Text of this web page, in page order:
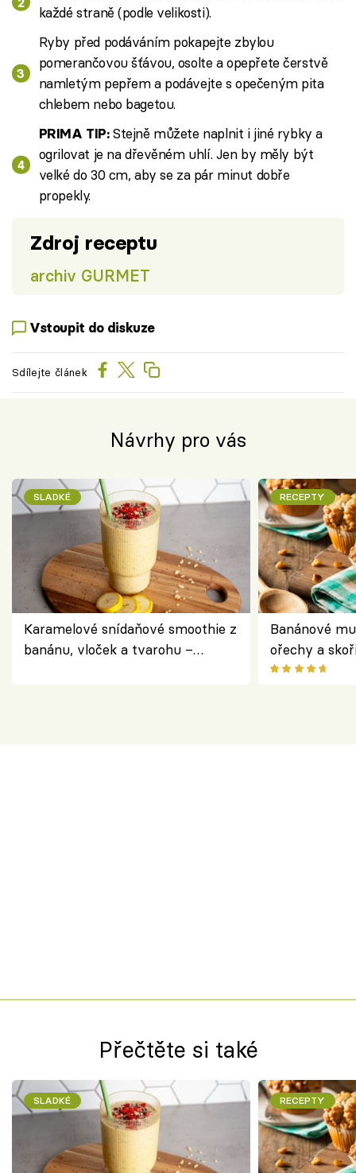
každé straně (podle velikosti).
Ryby před podáváním pokapejte zbylou
pomerančovou šťávou, osolte a opepřete čerstvě
namletým pepřem a podávejte s opečeným pita
chlebem nebo bagetou.
PRIMA TIP:Stejně můžete naplnit i jiné rybky a
ogrilovat je na dřevěném uhlí. Jen by měly být
velké do 30 cm, aby se za pár minut dobře
propekly.
Zdroj receptu
archiv GURMET
Vstoupit do diskuze
Sdílejte článek
Návrhy pro vás
SLADKÉ
Karamelové snídaňové smoothie z
banánu, vloček a tvarohu –
RECEPTY
Banánové
ořechy a
Přečtěte si také
SLADKÉ RECEPTY